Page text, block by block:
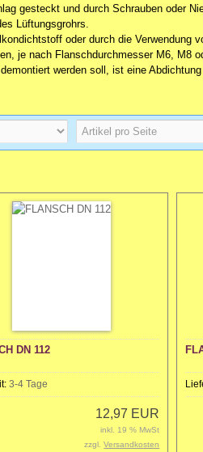
gesteckt und durch Schrauben oder
Lüftungsgrohrs.
oder durch die Verwendung
je nach Flanschdurchmesser M6, M8
werden soll, ist eine
DN 112
3-4 Tage
12,97 EUR
inkl. 19 % MwSt
zzgl.Versandkosten